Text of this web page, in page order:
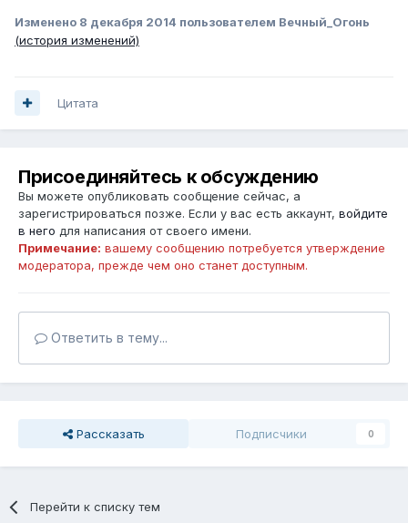
Изменено 8 декабря 2014 пользователем Вечный_Огонь
(история изменений)
Цитата
Присоединяйтесь к обсуждению
Вы можете опубликовать сообщение сейчас, а
зарегистрироваться позже. Если у вас есть аккаунт, войдите
в него для написания от своего имени.
Примечание: вашему сообщению потребуется утверждение
модератора, прежде чем оно станет доступным.
Ответить в тему...
Рассказать Подписчики 0
Перейти к списку тем